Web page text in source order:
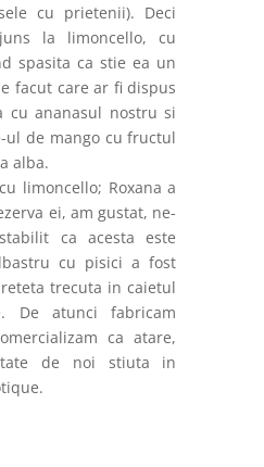
cu prietenii). Deci
la limoncello, cu
spasita ca stie ea un
facut care ar fi dispus
cu ananasul nostru si
ul de mango cu fructul
alba.
limoncello; Roxana a
ei, am gustat, ne-
ca acesta este
cu pisici a fost
trecuta in caietul
De atunci fabricam
ca atare,
de noi stiuta in